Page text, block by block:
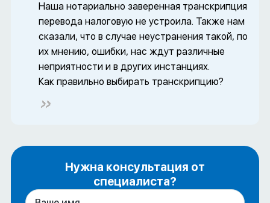
Наша нотариально заверенная транскрипция
перевода налоговую не устроила. Также нам
сказали, что в случае неустранения такой, по
их мнению, ошибки, нас ждут различные
неприятности и в других инстанциях.
Как правильно выбирать транскрипцию?
Нужна консультация от
специалиста?